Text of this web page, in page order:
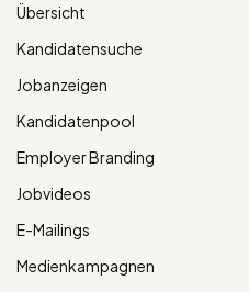
Übersicht
Kandidatensuche
Jobanzeigen
Kandidatenpool
Employer Branding
Jobvideos
E-Mailings
Medienkampagnen